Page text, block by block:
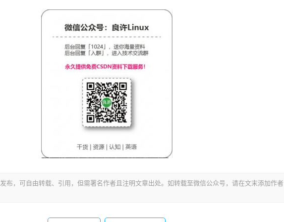
发布，可自由转载、引用，但需署名作者且注明文章出处。如转载至微信公众号，请在文末添加作者